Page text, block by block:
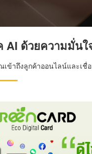
AI ด้วยความมั่นใ
ข้าถึงลูกค้าออนไลน์และเ